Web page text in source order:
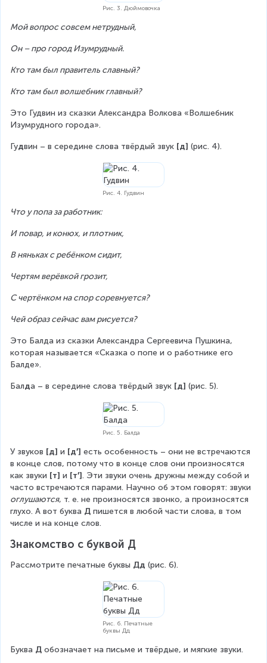
Рис. 3. Дюймовочка
Мой вопрос совсем нетрудный,
Он – про город Изумрудный.
Кто там был правитель славный?
Кто там был волшебник главный?
Это Гудвин из сказки Александра Волкова «Волшебник
Изумрудного города».
Гудвин – в середине слова твёрдый звук [д] (рис. 4).
Рис. 4. Гудвин
Что у попа за работник:
И повар, и конюх, и плотник,
В няньках с ребёнком сидит,
Чертям верёвкой грозит,
С чертёнком на спор соревнуется?
Чей образ сейчас вам рисуется?
Это Балда из сказки Александра Сергеевича Пушкина,
которая называется «Сказка о попе и о работнике его
Балде».
Балда – в середине слова твёрдый звук [д] (рис. 5).
Рис. 5. Балда
У звуков [д] и [д′] есть особенность – они не встречаются
в конце слов, потому что в конце слов они произносятся
как звуки [т] и [т′]. Эти звуки очень дружны между собой и
часто встречаются парами. Научно об этом говорят: звуки
оглушаются, т. е. не произносятся звонко, а произносятся
глухо. А вот буква Д пишется в любой части слова, в том
числе и на конце слов.
Знакомство с буквой Д
Рассмотрите печатные буквы Дд (рис. 6).
Рис. 6. Печатные
буквы Дд
Буква Д обозначает на письме и твёрдые, и мягкие звуки.